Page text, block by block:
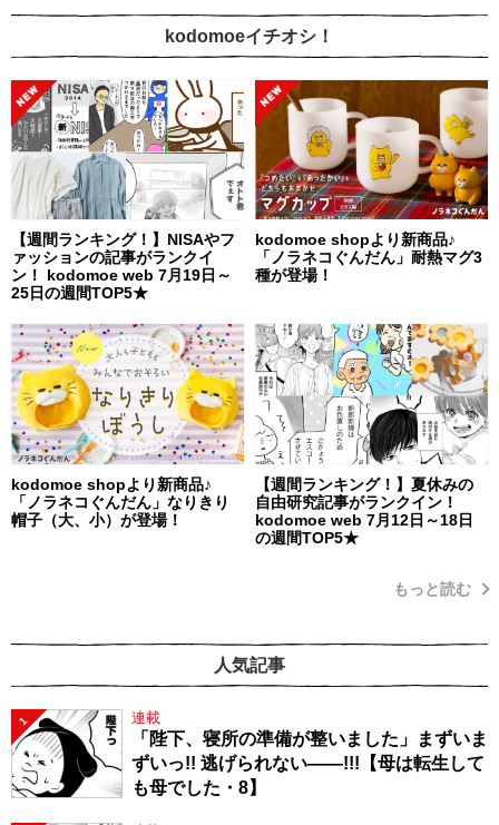
kodomoeイチオシ！
【週間ランキング！】NISAやフ
ァッションの記事がランクイ
ン！ kodomoe web 7月19日～
25日の週間TOP5★
kodomoe shopより新商品♪
「ノラネコぐんだん」耐熱マグ3
種が登場！
kodomoe shopより新商品♪
「ノラネコぐんだん」なりきり
帽子（大、小）が登場！
【週間ランキング！】夏休みの
自由研究記事がランクイン！
kodomoe web 7月12日～18日
の週間TOP5★
もっと読む
人気記事
1 連載
「陛下、寝所の準備が整いました」まずいま
ずいっ!! 逃げられない――!!!【母は転生して
も母でした・8】